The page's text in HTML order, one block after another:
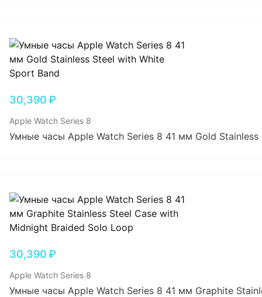
30,390₽
Apple Watch Series 8
Умные часы Apple Watch Series 8 41 мм Gold
30,390₽
Apple Watch Series 8
Умные часы Apple Watch Series 8 41 мм Graphite